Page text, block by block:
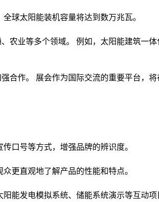
球太阳能装机容量将达到数万兆瓦。
农业等多个领域。 例如，太阳能建筑一
合作。 展会作为国际交流的重要平台，
口号等方式，增强品牌的辨识度。
更直观地了解产品的性能和特点。
能发电模拟系统、储能系统演示等互动项